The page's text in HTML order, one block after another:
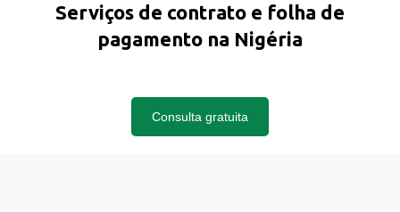
Serviços de contrato e folha de
pagamento na Nigéria
Consulta gratuita